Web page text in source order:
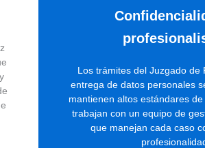
Los trámites del Juzgado de
entrega de datos personales
mantienen altos estándares
trabajan con un equipo de
que manejan cada caso